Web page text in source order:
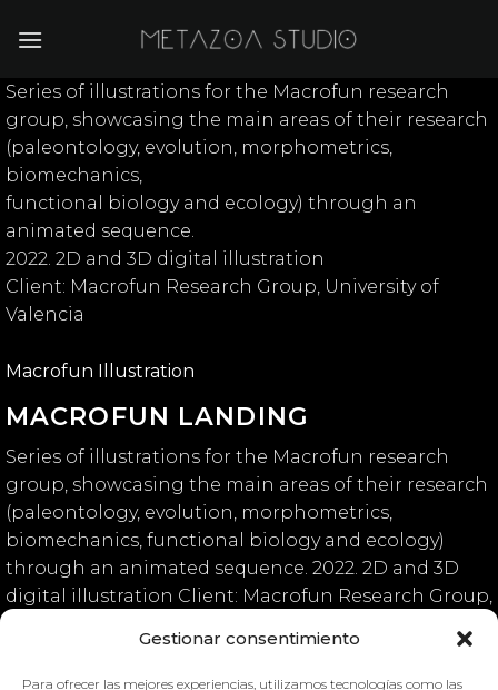
Gestionar consentimiento
Para ofrecer las mejores experiencias, utilizamos tecnologías como las
Macrofun Illustration
MACROFUN LANDING
Series of illustrations for the Macrofun research
group, showcasing the main areas of their research
(paleontology, evolution, morphometrics,
biomechanics, functional biology and ecology)
through an animated sequence. 2022. 2D and 3D
digital illustration Client: Macrofun Research Group,
Series of illustrations for the Macrofun research
group, showcasing the main areas of their research
(paleontology, evolution, morphometrics,
biomechanics,
functional biology and ecology) through an
animated sequence.
2022. 2D and 3D digital illustration
Client: Macrofun Research Group, University of
Valencia